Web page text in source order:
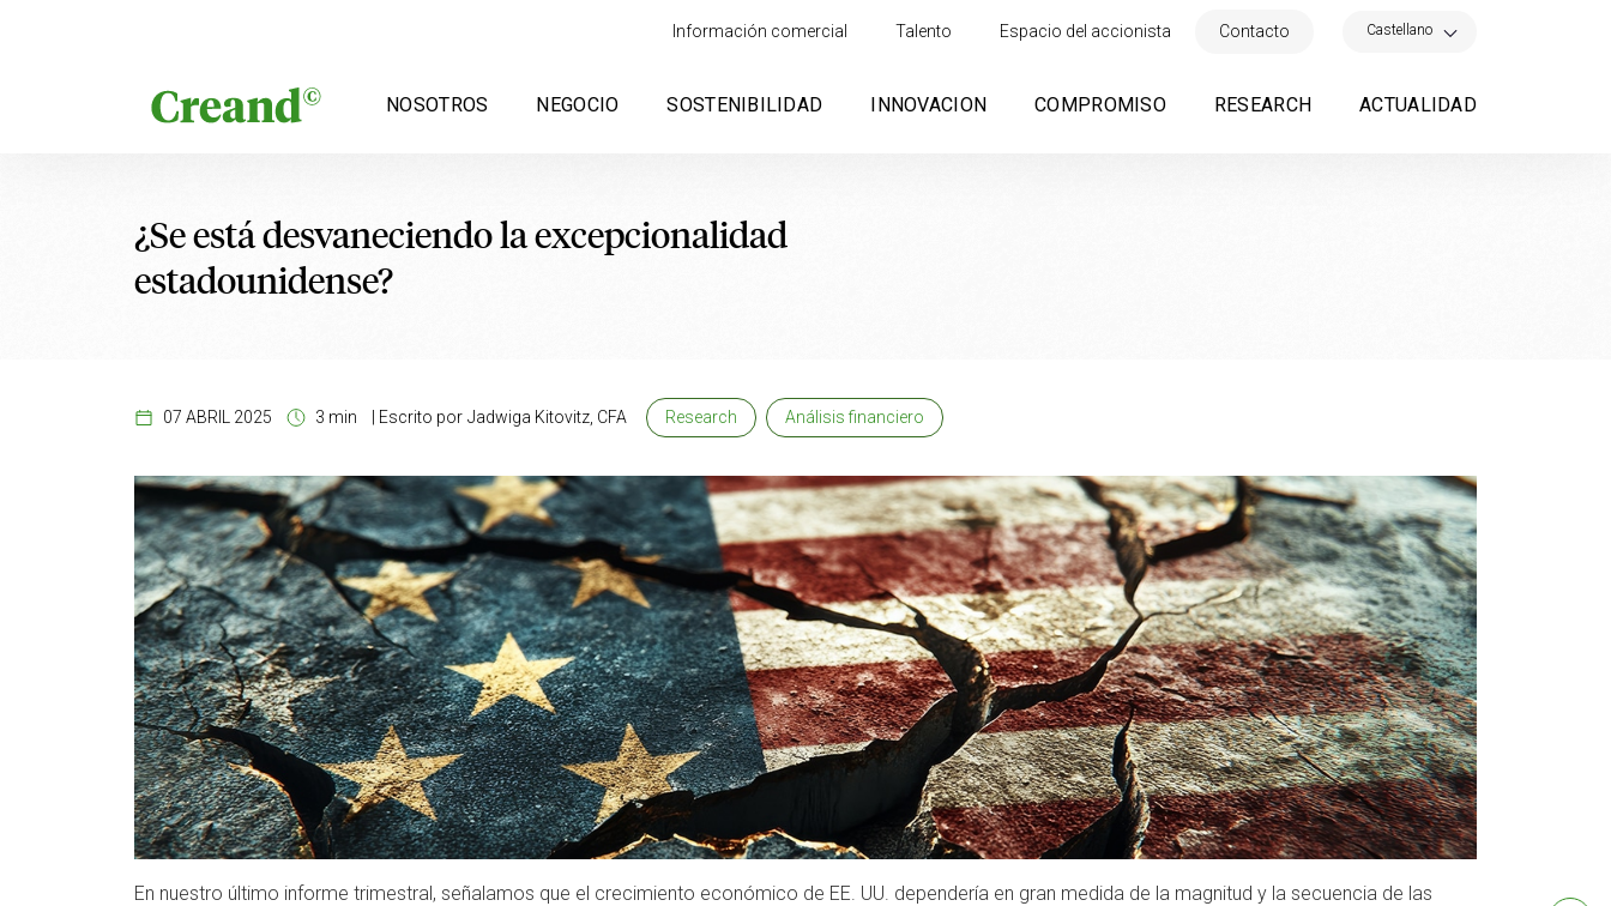
Información comercial Talento Espacio del accionista Contacto Castellano
NOSOTROS NEGOCIO SOSTENIBILIDAD INNOVACION COMPROMISO RESEARCH ACTUALIDAD
¿Se está desvaneciendo la excepcionalidad
estadounidense?
07 ABRIL 2025 3 min Escrito por Jadwiga Kitovitz, CFA Research Análisis financiero
En nuestro último informe trimestral, señalamos que el crecimiento económico de EE. UU. dependería en gran medida de la magnitud y la secuencia de las